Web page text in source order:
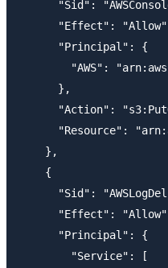
"Sid":
"Effect":
      "Principal": {
"AWS":
      },
"Action":
"Resource":
    },
    {
"Sid":
"Effect":
      "Principal": {
        "Service": [